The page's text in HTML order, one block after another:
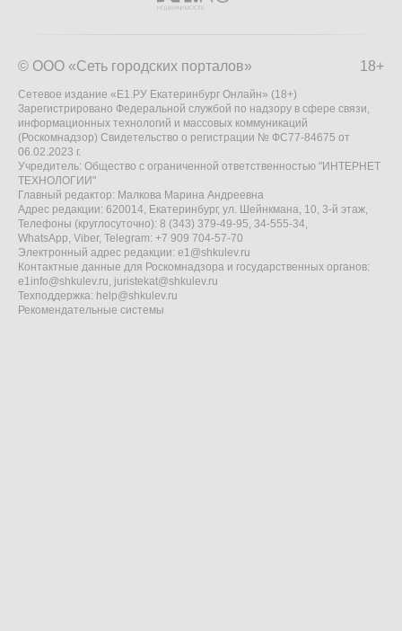
18+
© ООО «Сеть городских порталов»
Сетевое издание «Е1.РУ Екатеринбург Онлайн» (18+)
Зарегистрировано Федеральной службой по надзору в сфере связи,
информационных технологий и массовых коммуникаций
(Роскомнадзор) Свидетельство о регистрации № ФС77-84675 от
06.02.2023 г.
Учредитель: Общество с ограниченной ответственностью "ИНТЕРНЕТ
ТЕХНОЛОГИИ"
Главный редактор: Малкова Марина Андреевна
Адрес редакции: 620014, Екатеринбург, ул. Шейнкмана, 10, 3-й этаж,
Телефоны (круглосуточно): 8 (343) 379-49-95, 34-555-34,
WhatsApp, Viber, Telegram: +7 909 704-57-70
Электронный адрес редакции: e1@shkulev.ru
Контактные данные для Роскомнадзора и государственных органов:
e1info@shkulev.ru, juristekat@shkulev.ru
Техподдержка: help@shkulev.ru
Рекомендательные системы